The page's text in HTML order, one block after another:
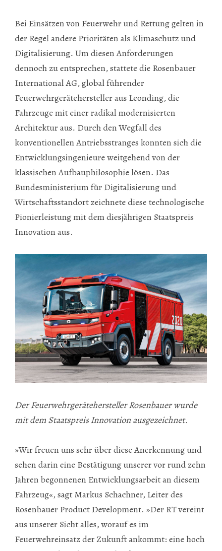
Bei Einsätzen von Feuerwehr und Rettung gelten in
der Regel andere Prioritäten als Klimaschutz und
Digitalisierung. Um diesen Anforderungen
dennoch zu entsprechen, stattete die Rosenbauer
International AG, global führender
Feuerwehrgerätehersteller aus Leonding, die
Fahrzeuge mit einer radikal modernisierten
Architektur aus. Durch den Wegfall des
konventionellen Antriebsstranges konnten sich die
Entwicklungsingenieure weitgehend von der
klassischen Aufbauphilosophie lösen. Das
Bundesministerium für Digitalisierung und
Wirtschaftsstandort zeichnete diese technologische
Pionierleistung mit dem diesjährigen Staatspreis
Innovation aus.
Der Feuerwehrgerätehersteller Rosenbauer wurde
mit dem Staatspreis Innovation ausgezeichnet.
»Wir freuen uns sehr über diese Anerkennung und
sehen darin eine Bestätigung unserer vor rund zehn
Jahren begonnenen Entwicklungsarbeit an diesem
Fahrzeug«, sagt Markus Schachner, Leiter des
Rosenbauer Product Development. »Der RT vereint
aus unserer Sicht alles, worauf es im
Feuerwehreinsatz der Zukunft ankommt: eine hoch